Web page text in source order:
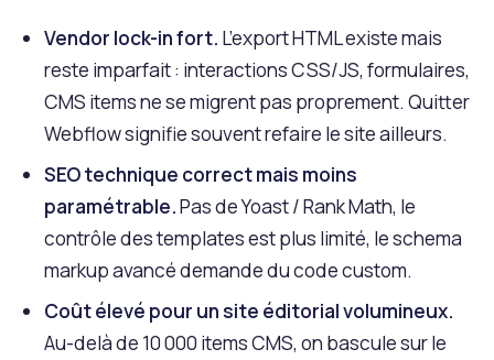
Vendor lock-in fort. L’export HTML existe mais
reste imparfait : interactions CSS/JS, formulaires,
CMS items ne se migrent pas proprement. Quitter
Webflow signifie souvent refaire le site ailleurs.
SEO technique correct mais moins
paramétrable.Pas de Yoast / Rank Math, le
contrôle des templates est plus limité, le schema
markup avancé demande du code custom.
Coût élevé pour un site éditorial volumineux.
Au-delà de 10 000 items CMS, on bascule sur le